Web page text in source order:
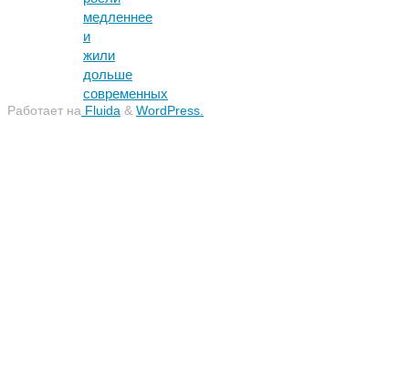
медленнее
и
жили
дольше
современных
Работает на Fluida & WordPress.